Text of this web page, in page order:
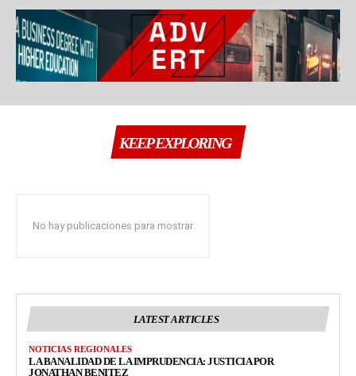
KEEP EXPLORING
No hay publicaciones para mostrar
LATEST ARTICLES
NOTICIAS REGIONALES
LA BANALIDAD DE LA IMPRUDENCIA: JUSTICIA POR
JONATHAN BENITEZ